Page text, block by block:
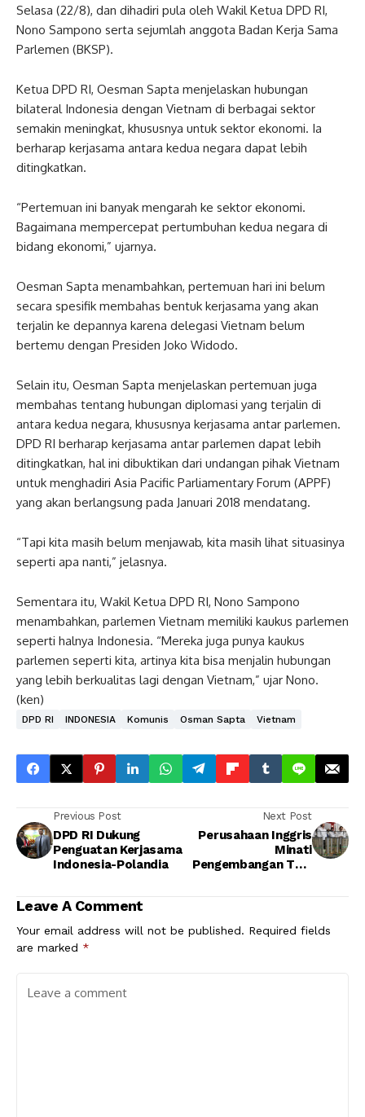
Selasa (22/8), dan dihadiri pula oleh Wakil Ketua DPD RI,
Nono Sampono serta sejumlah anggota Badan Kerja Sama
Parlemen (BKSP).
Ketua DPD RI, Oesman Sapta menjelaskan hubungan
bilateral Indonesia dengan Vietnam di berbagai sektor
semakin meningkat, khususnya untuk sektor ekonomi. Ia
berharap kerjasama antara kedua negara dapat lebih
ditingkatkan.
“Pertemuan ini banyak mengarah ke sektor ekonomi.
Bagaimana mempercepat pertumbuhan kedua negara di
bidang ekonomi,” ujarnya.
Oesman Sapta menambahkan, pertemuan hari ini belum
secara spesifik membahas bentuk kerjasama yang akan
terjalin ke depannya karena delegasi Vietnam belum
bertemu dengan Presiden Joko Widodo.
Selain itu, Oesman Sapta menjelaskan pertemuan juga
membahas tentang hubungan diplomasi yang terjalin di
antara kedua negara, khususnya kerjasama antar parlemen.
DPD RI berharap kerjasama antar parlemen dapat lebih
ditingkatkan, hal ini dibuktikan dari undangan pihak Vietnam
untuk menghadiri Asia Pacific Parliamentary Forum (APPF)
yang akan berlangsung pada Januari 2018 mendatang.
“Tapi kita masih belum menjawab, kita masih lihat situasinya
seperti apa nanti,” jelasnya.
Sementara itu, Wakil Ketua DPD RI, Nono Sampono
menambahkan, parlemen Vietnam memiliki kaukus parlemen
seperti halnya Indonesia. “Mereka juga punya kaukus
parlemen seperti kita, artinya kita bisa menjalin hubungan
yang lebih berkualitas lagi dengan Vietnam,” ujar Nono.
(ken)
DPD RI INDONESIA Komunis Osman Sapta Vietnam
Previous Post
DPD RI Dukung
Penguatan Kerjasama
Indonesia-Polandia
Next Post
Perusahaan Inggris
Minati
Pengembangan TOD
Leave A Comment
Your email address will not be published. Required fields
are marked *